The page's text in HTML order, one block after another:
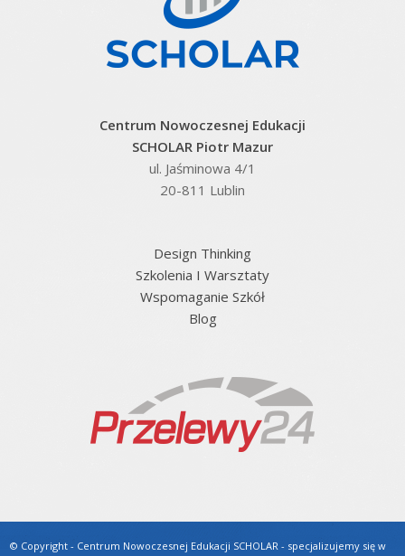
Centrum Nowoczesnej Edukacji
SCHOLAR Piotr Mazur
ul. Jaśminowa 4/1
20-811 Lublin
Design Thinking
Szkolenia I Warsztaty
Wspomaganie Szkół
Blog
© Copyright - Centrum Nowoczesnej Edukacji SCHOLAR - specjalizujemy się w